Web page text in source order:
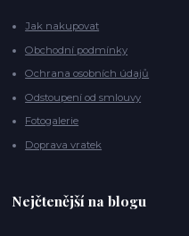
Jak nakupovat
Obchodní podmínky
Ochrana osobních údajů
Odstoupení od smlouvy
Fotogalerie
Doprava vratek
Nejčtenější na blogu